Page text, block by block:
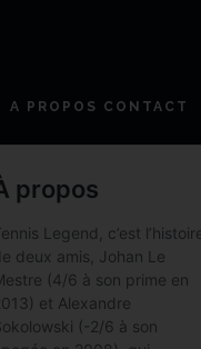
A PROPOS CONTACT